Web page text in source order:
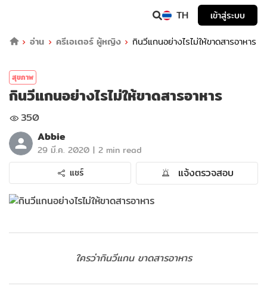
TH
เข้าสู่ระบบ
อ่าน
ครีเอเตอร์ ผู้หญิง กินวีแกนอย่างไรไม่ให้ขาดสารอาหาร
สุขภาพ
กินวีแกนอย่างไรไม่ให้ขาดสารอาหาร
350
Abbie
29 มี.ค. 2020 | 2 min read
แชร์
แจ้งตรวจสอบ
ใครว่ากินวีแกน ขาดสารอาหาร